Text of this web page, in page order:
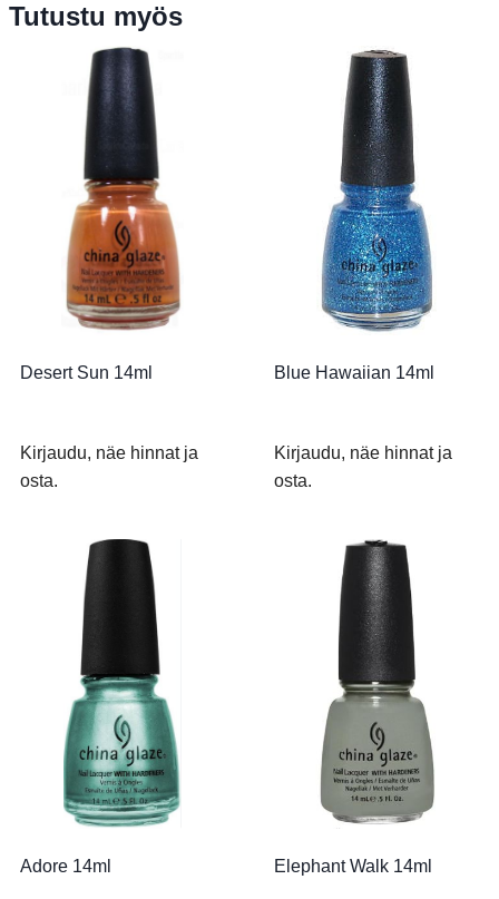
Tutustu myös
Desert Sun 14ml
Kirjaudu, näe hinnat ja
osta.
Blue Hawaiian 14ml
Kirjaudu, näe hinnat ja
osta.
Adore 14ml Elephant Walk 14ml